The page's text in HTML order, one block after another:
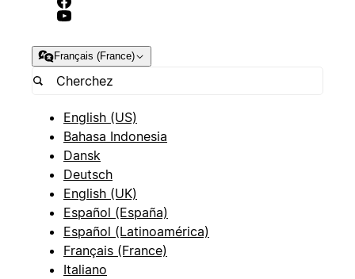
Français (France)
English (US)
Bahasa Indonesia
Dansk
Deutsch
English (UK)
Español (España)
Español (Latinoamérica)
Français (France)
Italiano